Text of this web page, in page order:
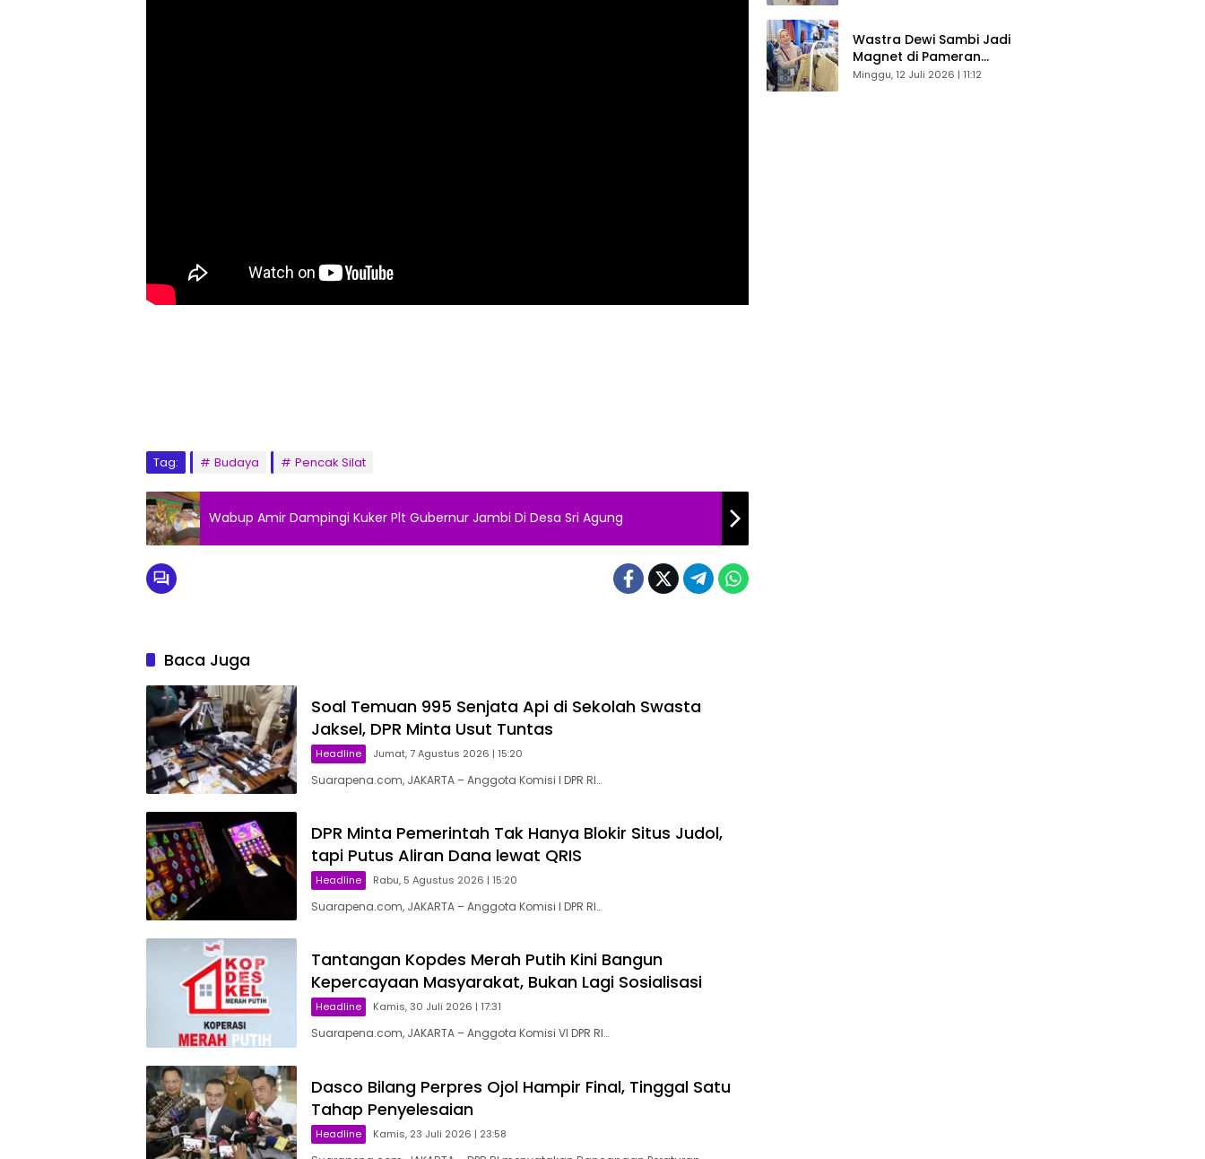
Tag: Budaya Pencak Silat
Wabup Amir Dampingi Kuker Plt Gubernur Jambi Di Desa Sri Agung
Baca Juga
Soal Temuan 995 Senjata Api di Sekolah Swasta
Jaksel, DPR Minta Usut Tuntas
Headline Jumat, 7 Agustus 2026 | 15:20
Suarapena.com, JAKARTA – Anggota Komisi I DPR RI…
DPR Minta Pemerintah Tak Hanya Blokir Situs Judol,
tapi Putus Aliran Dana lewat QRIS
Headline Rabu, 5 Agustus 2026 | 15:20
Suarapena.com, JAKARTA – Anggota Komisi I DPR RI…
Tantangan Kopdes Merah Putih Kini Bangun
Kepercayaan Masyarakat, Bukan Lagi Sosialisasi
Headline Kamis, 30 Juli 2026 | 17:31
Suarapena.com, JAKARTA – Anggota Komisi VI DPR RI…
Dasco Bilang Perpres Ojol Hampir Final, Tinggal Satu
Tahap Penyelesaian
Headline Kamis, 23 Juli 2026 | 23:58
Wastra Dewi Sambi Jadi
Magnet di Pameran
Dekranasda, Banyak Diminati
Minggu, 12 Juli 2026 | 11:12